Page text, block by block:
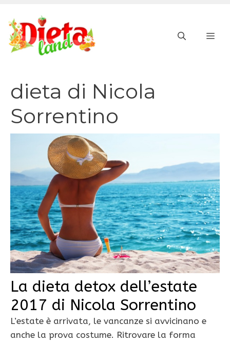
contenuto
dieta di Nicola
Sorrentino
La dieta detox dell’estate
2017 di Nicola Sorrentino
L’estate è arrivata, le vancanze si avvicinano e
anche la prova costume. Ritrovare la forma